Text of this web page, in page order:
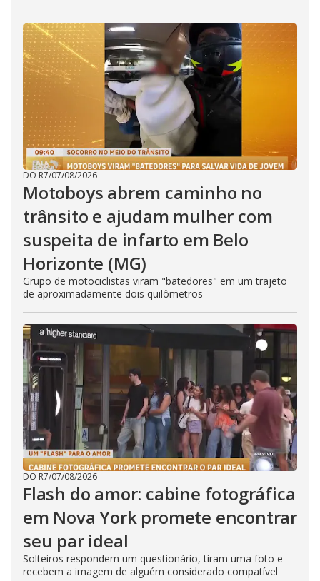
DO R7/07/08/2026
Motoboys abrem caminho no
trânsito e ajudam mulher com
suspeita de infarto em Belo
Horizonte (MG)
Grupo de motociclistas viram "batedores" em um trajeto
de aproximadamente dois quilômetros
DO R7/07/08/2026
Flash do amor: cabine fotográfica
em Nova York promete encontrar
seu par ideal
Solteiros respondem um questionário, tiram uma foto e
recebem a imagem de alguém considerado compatível